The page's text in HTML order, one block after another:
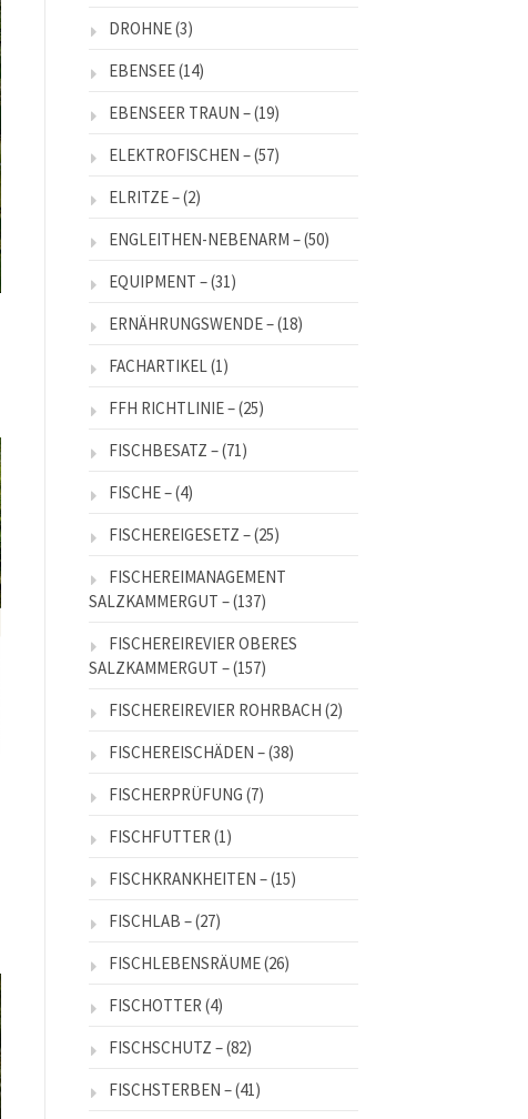
DROHNE(3)
EBENSEE(14)
EBENSEER TRAUN –(19)
ELEKTROFISCHEN –(57)
ELRITZE –(2)
ENGLEITHEN-NEBENARM –(50)
EQUIPMENT –(31)
ERNÄHRUNGSWENDE –(18)
FACHARTIKEL(1)
FFH RICHTLINIE –(25)
FISCHBESATZ –(71)
FISCHE –(4)
FISCHEREIGESETZ –(25)
FISCHEREIMANAGEMENT
SALZKAMMERGUT –(137)
FISCHEREIREVIER OBERES
SALZKAMMERGUT –(157)
FISCHEREIREVIER ROHRBACH (2)
FISCHEREISCHÄDEN –(38)
FISCHERPRÜFUNG (7)
FISCHFUTTER (1)
FISCHKRANKHEITEN –(15)
FISCHLAB –(27)
FISCHLEBENSRÄUME(26)
FISCHOTTER (4)
FISCHSCHUTZ –(82)
FISCHSTERBEN –(41)